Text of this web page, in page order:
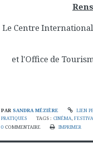
Le Centre International
et l'Office de
PAR SANDRA MÉZIÈRE LIEN
PRATIQUES
TAGS : CINÉMA,
0 COMMENTAIRE IMPRIMER